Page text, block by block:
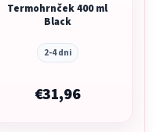
Termohrnček 400 ml
Black
2-4 dni
€31,96